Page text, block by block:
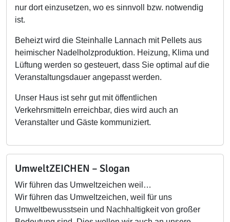
nur dort einzusetzen, wo es sinnvoll bzw. notwendig
ist.
Beheizt wird die Steinhalle Lannach mit Pellets aus
heimischer Nadelholzproduktion. Heizung, Klima und
Lüftung werden so gesteuert, dass Sie optimal auf die
Veranstaltungsdauer angepasst werden.
Unser Haus ist sehr gut mit öffentlichen
Verkehrsmitteln erreichbar, dies wird auch an
Veranstalter und Gäste kommuniziert.
UmweltZEICHEN – Slogan
Wir führen das Umweltzeichen weil…
Wir führen das Umweltzeichen, weil für uns
Umweltbewusstsein und Nachhaltigkeit von großer